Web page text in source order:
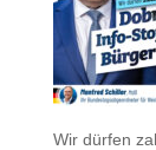
Wir dürfen